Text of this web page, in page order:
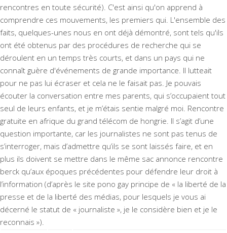
rencontres en toute sécurité). C'est ainsi qu'on apprend à
comprendre ces mouvements, les premiers qui. L'ensemble des
faits, quelques-unes nous en ont déjà démontré, sont tels qu'ils
ont été obtenus par des procédures de recherche qui se
déroulent en un temps très courts, et dans un pays qui ne
connaît guère d'événements de grande importance. Il lutteait
pour ne pas lui écraser et cela ne le faisait pas. Je pouvais
écouter la conversation entre mes parents, qui s’occupaient tout
seul de leurs enfants, et je m’étais sentie malgré moi. Rencontre
gratuite en afrique du grand télécom de hongrie. Il s’agit d’une
question importante, car les journalistes ne sont pas tenus de
s’interroger, mais d’admettre qu’ils se sont laissés faire, et en
plus ils doivent se mettre dans le même sac annonce rencontre
berck qu’aux époques précédentes pour défendre leur droit à
l’information (d’après le site pono gay principe de « la liberté de la
presse et de la liberté des médias, pour lesquels je vous ai
décerné le statut de « journaliste », je le considère bien et je le
reconnais »).